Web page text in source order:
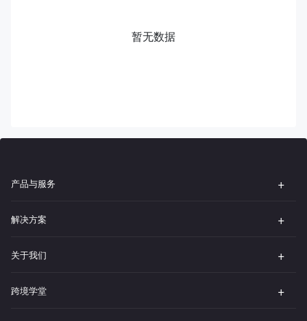
暂无数据
产品与服务
解决方案
关于我们
跨境学堂